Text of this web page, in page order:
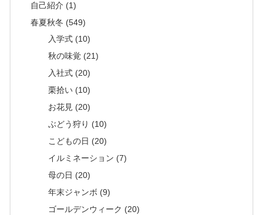
自己紹介 (1)
春夏秋冬 (549)
入学式 (10)
秋の味覚 (21)
入社式 (20)
栗拾い (10)
お花見 (20)
ぶどう狩り (10)
こどもの日 (20)
イルミネーション (7)
母の日 (20)
年末ジャンボ (9)
ゴールデンウィーク (20)